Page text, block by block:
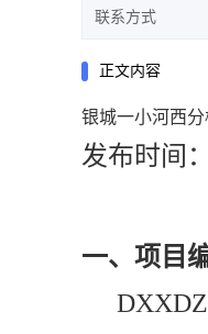
联系方式
正文内容
银城一小河西
发布时间
一、项目